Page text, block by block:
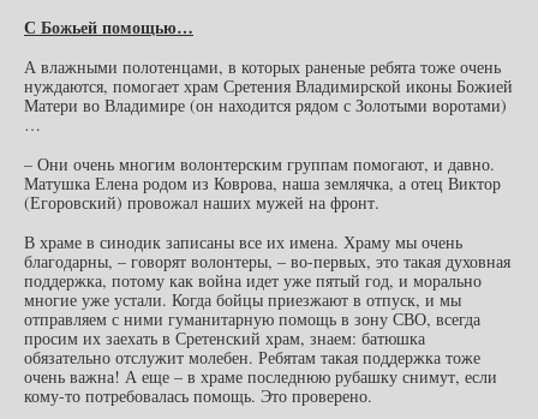
С Божьей помощью…
А влажными полотенцами, в которых раненые ребята тоже очень
нуждаются, помогает храм Сретения Владимирской иконы Божией
Матери во Владимире (он находится рядом с Золотыми воротами)
…
– Они очень многим волонтерским группам помогают, и давно.
Матушка Елена родом из Коврова, наша землячка, а отец Виктор
(Егоровский) провожал наших мужей на фронт.
В храме в синодик записаны все их имена. Храму мы очень
благодарны, – говорят волонтеры, – во-первых, это такая духовная
поддержка, потому как война идет уже пятый год, и морально
многие уже устали. Когда бойцы приезжают в отпуск, и мы
отправляем с ними гуманитарную помощь в зону СВО, всегда
просим их заехать в Сретенский храм, знаем: батюшка
обязательно отслужит молебен. Ребятам такая поддержка тоже
очень важна! А еще – в храме последнюю рубашку снимут, если
кому-то потребовалась помощь. Это проверено.